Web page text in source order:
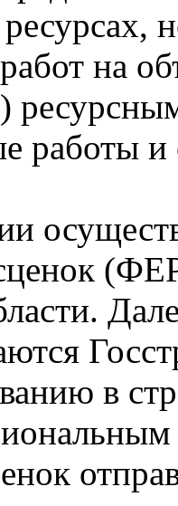
на
работы и
в